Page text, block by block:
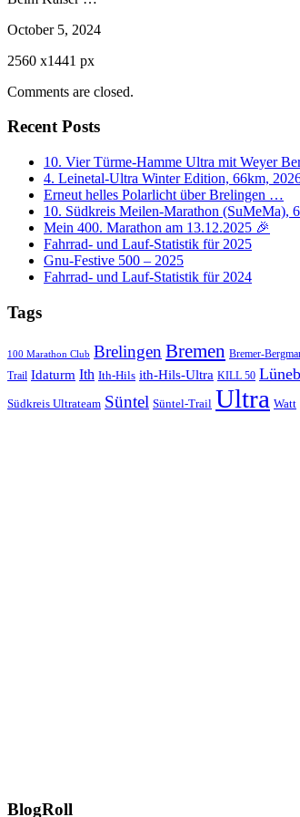
October 5, 2024
2560 x1441 px
Comments are closed.
Recent Posts
10. Vier Türme-Hamme Ultra mit Weyer
4. Leinetal-Ultra Winter Edition, 66km,
Erneut helles Polarlicht über Brelingen …
10. Südkreis Meilen-Marathon (SuMeMa),
Mein 400. Marathon am 13.12.2025 🎉
Fahrrad- und Lauf-Statistik für 2025
Gnu-Festive 500 – 2025
Fahrrad- und Lauf-Statistik für 2024
Tags
100 Marathon Club BrelingenBremen Bremer-
Trail Idaturm Ith Ith-Hils ith-Hils-Ultra KILL 50
Südkreis Ultrateam Süntel Süntel-Trail Ultra Watt
BlogRoll